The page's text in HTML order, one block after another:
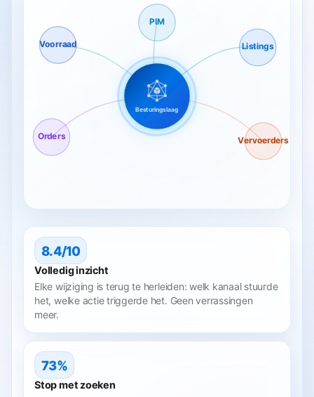
Voorraad Listings
Orders Vervoerders
PIM
Besturingslaag
8.4/10
Volledig inzicht
Elke wijziging is terug te herleiden: welk kanaal stuurde
het, welke actie triggerde het. Geen verrassingen
meer.
73%
Stop met zoeken